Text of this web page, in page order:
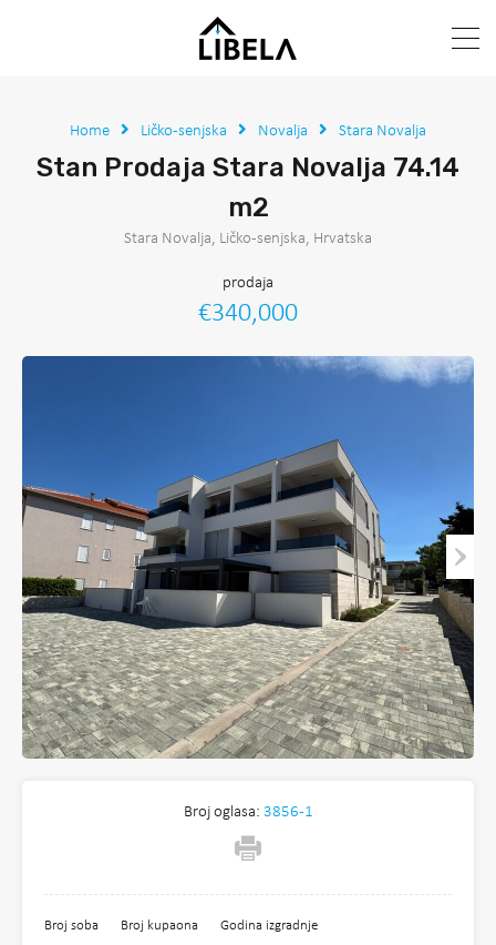
Home Ličko-senjska Novalja Stara Novalja
Stan Prodaja Stara Novalja 74.14
m2
Stara Novalja, Ličko-senjska, Hrvatska
prodaja
€340,000
Broj oglasa: 3856-1
Broj soba Broj kupaona Godina izgradnje